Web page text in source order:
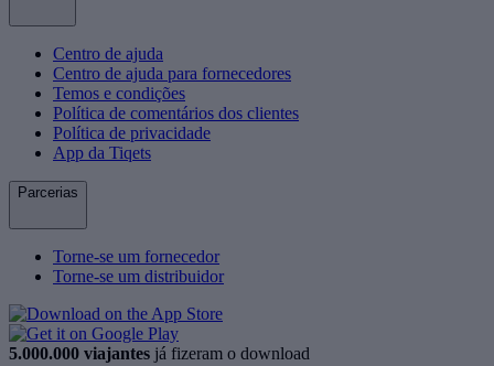
Centro de ajuda
Centro de ajuda para fornecedores
Temos e condições
Política de comentários dos clientes
Política de privacidade
App da Tiqets
Parcerias
Torne-se um fornecedor
Torne-se um distribuidor
5.000.000 viajantes já fizeram o download